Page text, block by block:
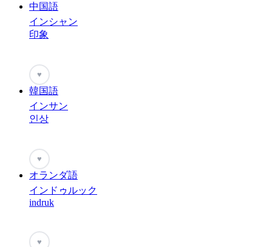
中国語
インシャン
印象
♥
韓国語
インサン
인상
♥
オランダ語
インドゥルック
indruk
♥